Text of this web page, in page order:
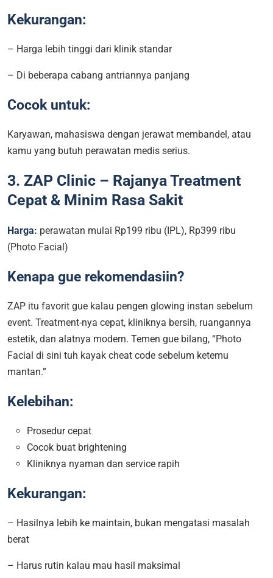
Kekurangan:
– Harga lebih tinggi dari klinik standar
– Di beberapa cabang antriannya panjang
Cocok untuk:
Karyawan, mahasiswa dengan jerawat membandel, atau
kamu yang butuh perawatan medis serius.
3. ZAP Clinic – Rajanya Treatment
Cepat & Minim Rasa Sakit
Harga: perawatan mulai Rp199 ribu (IPL), Rp399 ribu
(Photo Facial)
Kenapa gue rekomendasiin?
ZAP itu favorit gue kalau pengen glowing instan sebelum
event. Treatment-nya cepat, kliniknya bersih, ruangannya
estetik, dan alatnya modern. Temen gue bilang, “Photo
Facial di sini tuh kayak cheat code sebelum ketemu
mantan.”
Kelebihan:
Prosedur cepat
Cocok buat brightening
Kliniknya nyaman dan service rapih
Kekurangan:
– Hasilnya lebih ke maintain, bukan mengatasi masalah
berat
– Harus rutin kalau mau hasil maksimal